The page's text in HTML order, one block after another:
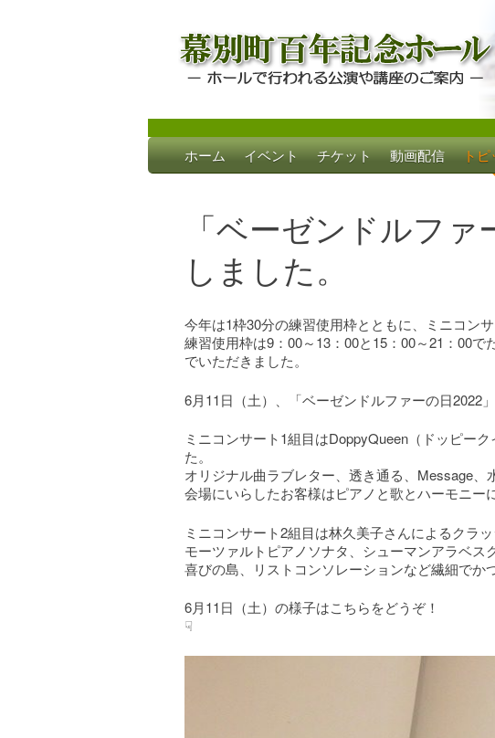
幕別町百年記念ホー
ホールで行われる公演や講座のご案内
Skip
to
ホーム イベント チケット 動画配信 トピ
「ベーゼンドルファ
しました。
今年は1枠30分の練習使用枠とともに、ミニコン
練習使用枠は9：00～13：00と15：00～21：00
でいただきました。
6月11日（土）、「ベーゼンドルファーの日2022
ミニコンサート1組目はDoppyQueen（ドッピー
た。
オリジナル曲ラブレター、透き通る、Message、
会場にいらしたお客様はピアノと歌とハーモニー
ミニコンサート2組目は林久美子さんによるクラッ
モーツァルトピアノソナタ、シューマンアラベ
喜びの島、リストコンソレーションなど繊細でか
6月11日（土）の様子はこちらをどうぞ！
☟